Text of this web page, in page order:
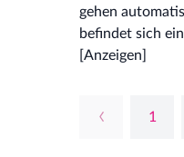
gehen
befindet sich
[Anzeigen]
1